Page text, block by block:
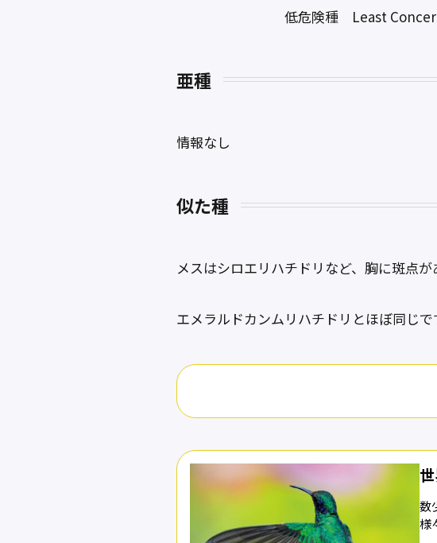
低危険種 Least
亜種
情報なし
似た種
メスはシロエリハチドリなど、胸に斑点
エメラルドカンムリハチドリとほぼ同じ
数
様